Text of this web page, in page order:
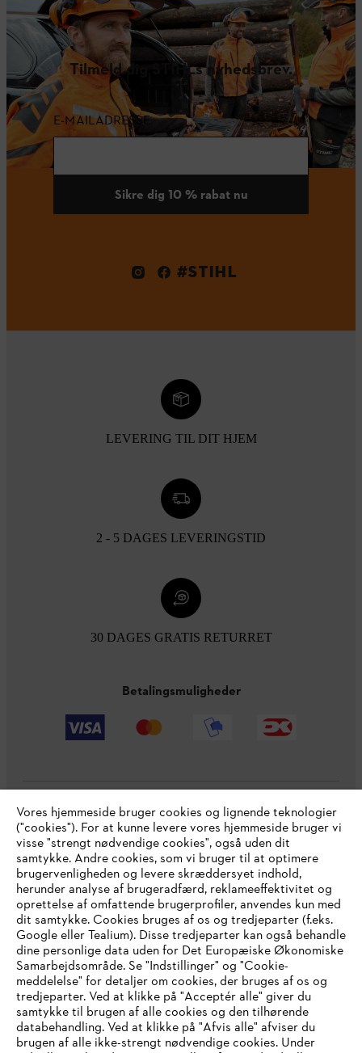
Tilmeld dig STIHLs nyhedsbrev.
E-MAILADRESSE
Sikre dig 10 % rabat nu
#STIHL
LEVERING TIL DIT HJEM
2 - 5 DAGES LEVERINGSTID
30 DAGES GRATIS RETURRET
Betalingsmuligheder
Virksomheden
STIHL FAQ
Service
IHR BROWSER WIRD NICHT
UNTERSTÜTZT
Vores hjemmeside bruger cookies og lignende teknologier
("cookies"). For at kunne levere vores hjemmeside bruger vi
visse "strengt nødvendige cookies", også uden dit
samtykke. Andre cookies, som vi bruger til at optimere
brugervenligheden og levere skræddersyet indhold,
herunder analyse af brugeradfærd, reklameeffektivitet og
oprettelse af omfattende brugerprofiler, anvendes kun med
dit samtykke. Cookies bruges af os og tredjeparter (f.eks.
Google eller Tealium). Disse tredjeparter kan også behandle
dine personlige data uden for Det Europæiske Økonomiske
Samarbejdsområde. Se "Indstillinger" og "Cookie-
meddelelse" for detaljer om cookies, der bruges af os og
tredjeparter. Ved at klikke på "Acceptér alle" giver du
samtykke til brugen af alle cookies og den tilhørende
databehandling. Ved at klikke på "Afvis alle" afviser du
brugen af alle ikke-strengt nødvendige cookies. Under